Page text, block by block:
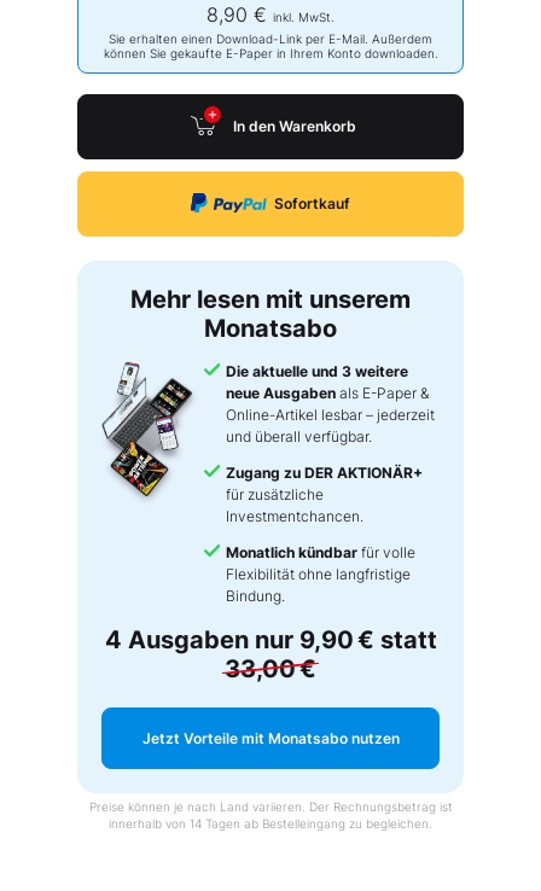
8,90 € inkl. MwSt.
Sie erhalten einen Download-Link per E-Mail. Außerdem
können Sie gekaufte E-Paper in Ihrem Konto downloaden.
In den Warenkorb
Sofortkauf
Mehr lesen mit unserem
Monatsabo
Die aktuelle und 3 weitere
neue Ausgaben als E-Paper &
Online-Artikel lesbar – jederzeit
und überall verfügbar.
Zugang zu DER AKTIONÄR+
für zusätzliche
Investmentchancen.
Monatlich kündbar für volle
Flexibilität ohne langfristige
Bindung.
4 Ausgaben nur 9,90 € statt
33,00 €
Jetzt Vorteile mit Monatsabo nutzen
Preise können je nach Land variieren. Der Rechnungsbetrag ist
innerhalb von 14 Tagen ab Bestelleingang zu begleichen.